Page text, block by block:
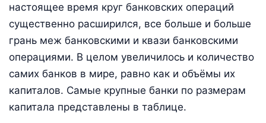
настоящее время круг банковских операций
существенно расширился, все больше и больше
грань меж банковскими и квази банковскими
операциями. В целом увеличилось и количество
самих банков в мире, равно как и объёмы их
капиталов. Самые крупные банки по размерам
капитала представлены в таблице.